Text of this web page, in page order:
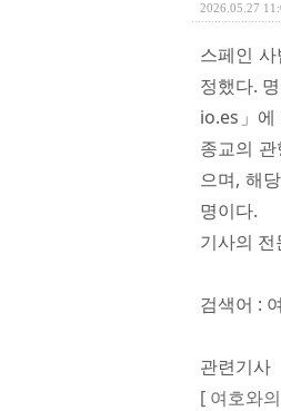
2026.05.27
스페인
정했다.
io.es」에
종교의
으며, 해
명이다.
기사의
검색어 :
관련기사
[ 여호와